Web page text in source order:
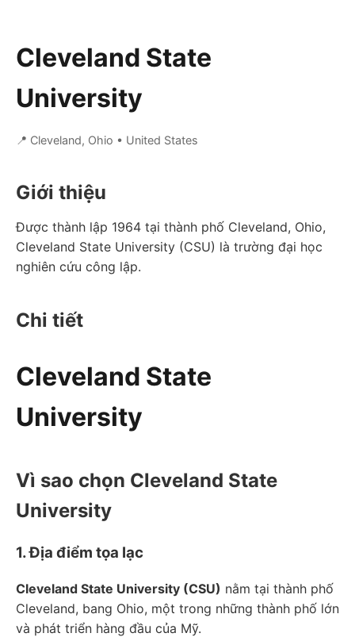
Cleveland State
University
📍 Cleveland, Ohio • United States
Giới thiệu
Được thành lập 1964 tại thành phố Cleveland, Ohio,
Cleveland State University (CSU) là trường đại học
nghiên cứu công lập.
Chi tiết
Cleveland State
University
Vì sao chọn Cleveland State
University
1. Địa điểm tọa lạc
Cleveland State University (CSU) nằm tại thành phố
Cleveland, bang Ohio, một trong những thành phố lớn
và phát triển hàng đầu của Mỹ.